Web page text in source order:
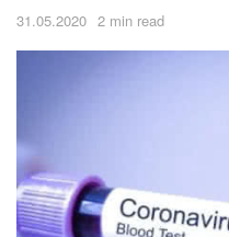
31.05.2020 2 min read